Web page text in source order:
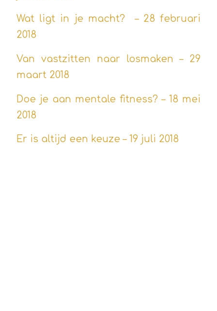
Wat ligt in je macht? – 28 februari
2018
Van vastzitten naar losmaken – 29
maart 2018
Doe je aan mentale fitness? – 18 mei
2018
Er is altijd een keuze – 19 juli 2018